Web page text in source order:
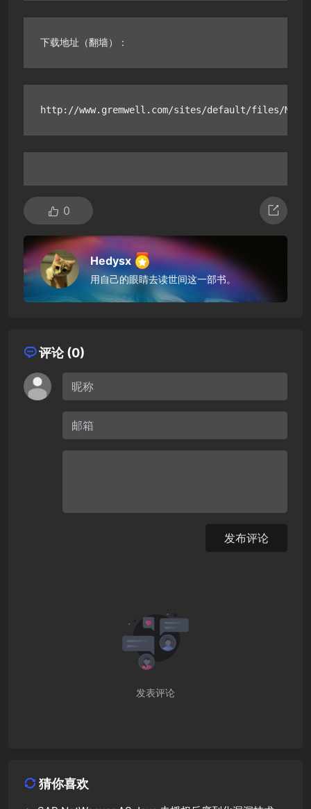
下载地址（翻墙）：
http://www.gremwell.com/sites/default/files/
0
Hedysx
用自己的眼睛去读世间这一部书。
评论 (0)
发布评论
发表评论
猜你喜欢